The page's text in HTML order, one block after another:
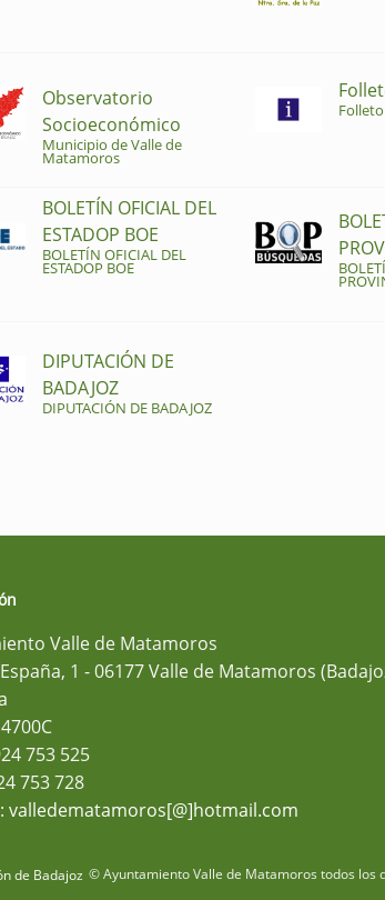
Observatorio
Socioeconómico
Municipio de Valle de
Matamoros
BOLETÍN OFICIAL DEL
ESTADOP BOE
BOLETÍN OFICIAL DEL
ESTADOP BOE
DIPUTACIÓN DE
BADAJOZ
DIPUTACIÓN DE BADAJOZ
Valle de Matamoros
1 - 06177 Valle de Matamoros
753 525
753 728
valledematamoros[@]hotmail.com
© Ayuntamiento Valle de Matamoros todos los